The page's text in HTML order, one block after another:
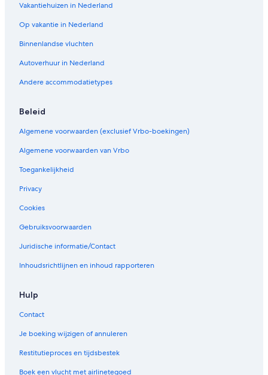
Vakantiehuizen in Nederland
Op vakantie in Nederland
Binnenlandse vluchten
Autoverhuur in Nederland
Andere accommodatietypes
Beleid
Algemene voorwaarden (exclusief Vrbo-boekingen)
Algemene voorwaarden van Vrbo
Toegankelijkheid
Privacy
Cookies
Gebruiksvoorwaarden
Juridische informatie/Contact
Inhoudsrichtlijnen en inhoud rapporteren
Hulp
Contact
Je boeking wijzigen of annuleren
Restitutieproces en tijdsbestek
Boek een vlucht met airlinetegoed